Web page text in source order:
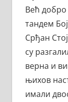
Већ добро
тандем
Срђан
су
верна и
њихов
имали